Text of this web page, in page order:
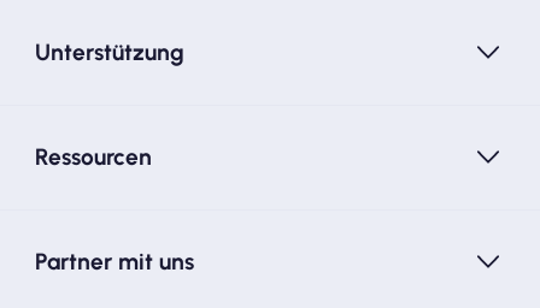
Unterstützung
Ressourcen
Partner mit uns